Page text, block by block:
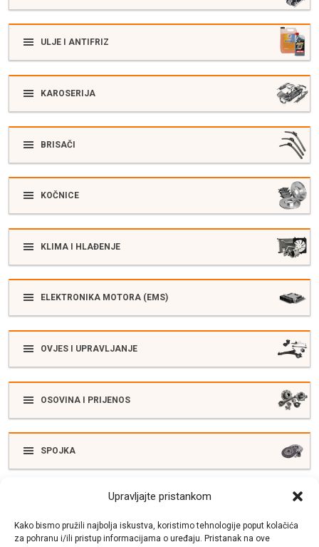
Upravljajte pristankom
Kako bismo pružili najbolja iskustva, koristimo tehnologije poput kolačića
za pohranu i/ili pristup informacijama o uređaju. Pristanak na ove
ULJE I ANTIFRIZ
KAROSERIJA
BRISAČI
KOČNICE
KLIMA I HLAĐENJE
ELEKTRONIKA MOTORA (EMS)
OVJES I UPRAVLJANJE
OSOVINA I PRIJENOS
SPOJKA